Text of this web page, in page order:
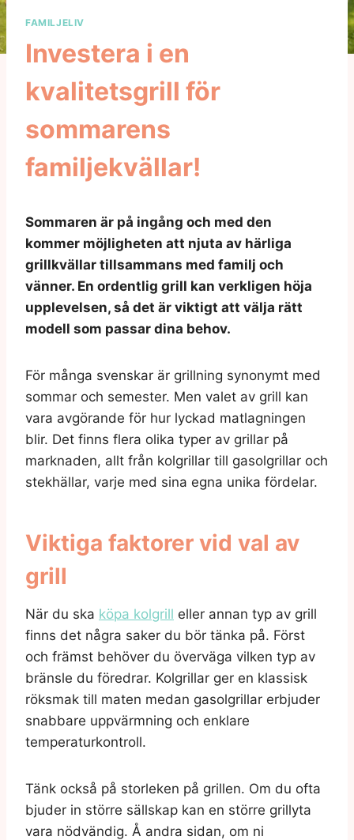
FAMILJELIV
Investera i en
kvalitetsgrill för
sommarens
familjekvällar!
Sommaren är på ingång och med den
kommer möjligheten att njuta av härliga
grillkvällar tillsammans med familj och
vänner. En ordentlig grill kan verkligen höja
upplevelsen, så det är viktigt att välja rätt
modell som passar dina behov.
För många svenskar är grillning synonymt med
sommar och semester. Men valet av grill kan
vara avgörande för hur lyckad matlagningen
blir. Det finns flera olika typer av grillar på
marknaden, allt från kolgrillar till gasolgrillar och
stekhällar, varje med sina egna unika fördelar.
Viktiga faktorer vid val av
grill
När du ska köpa kolgrill eller annan typ av grill
finns det några saker du bör tänka på. Först
och främst behöver du överväga vilken typ av
bränsle du föredrar. Kolgrillar ger en klassisk
röksmak till maten medan gasolgrillar erbjuder
snabbare uppvärmning och enklare
temperaturkontroll.
Tänk också på storleken på grillen. Om du ofta
bjuder in större sällskap kan en större grillyta
vara nödvändig. Å andra sidan, om ni